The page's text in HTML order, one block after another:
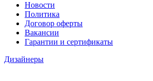
Новости
Политика
Договор оферты
Вакансии
Гарантии и сертификаты
Дизайнеры